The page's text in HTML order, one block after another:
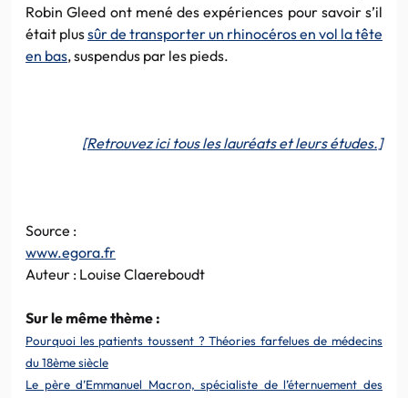
Robin Gleed ont mené des expériences pour savoir s’il
était plussûr de transporter un rhinocéros en vol la tête
en bas, suspendus par les pieds.
[Retrouvez ici tous les lauréats et leurs études.]
Source :
www.egora.fr
Auteur : Louise Claereboudt
Sur le même thème :
Pourquoi les patients toussent ? Théories farfelues de médecins
du 18ème siècle
Le père d’Emmanuel Macron, spécialiste de l’éternuement des